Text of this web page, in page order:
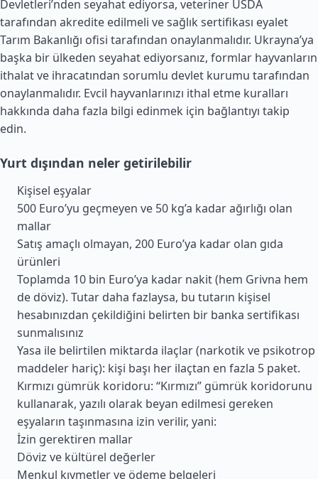
Devletleri’nden seyahat ediyorsa, veteriner USDA
tarafından akredite edilmeli ve sağlık sertifikası eyalet
Tarım Bakanlığı ofisi tarafından onaylanmalıdır. Ukrayna’ya
başka bir ülkeden seyahat ediyorsanız, formlar hayvanların
ithalat ve ihracatından sorumlu devlet kurumu tarafından
onaylanmalıdır. Evcil hayvanlarınızı ithal etme kuralları
hakkında daha fazla bilgi edinmek için bağlantıyı takip
edin.
Yurt dışından neler getirilebilir
Kişisel eşyalar
500 Euro’yu geçmeyen ve 50 kg’a kadar ağırlığı olan
mallar
Satış amaçlı olmayan, 200 Euro’ya kadar olan gıda
ürünleri
Toplamda 10 bin Euro’ya kadar nakit (hem Grivna hem
de döviz). Tutar daha fazlaysa, bu tutarın kişisel
hesabınızdan çekildiğini belirten bir banka sertifikası
sunmalısınız
Yasa ile belirtilen miktarda ilaçlar (narkotik ve psikotrop
maddeler hariç): kişi başı her ilaçtan en fazla 5 paket.
Kırmızı gümrük koridoru: “Kırmızı” gümrük koridorunu
kullanarak, yazılı olarak beyan edilmesi gereken
eşyaların taşınmasına izin verilir, yani:
İzin gerektiren mallar
Döviz ve kültürel değerler
Menkul kıymetler ve ödeme belgeleri